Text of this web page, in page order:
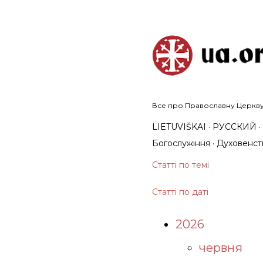
Все про Православну Церкву
LIETUVIŠKAI РУССКИЙ
Богослужіння
Статті по темі
Статті по даті
2026
червня